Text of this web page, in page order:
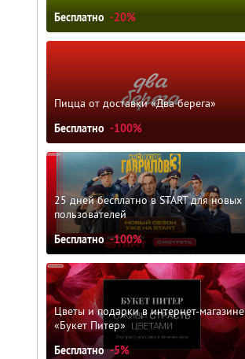
Бесплатно -20%
Пицца от доставки «Два берега»
Бесплатно -100%
25 дней бесплатно в START для новых
пользователей
Бесплатно -100%
Цветы и подарки в интернет-магазине
«Букет Питер»
Бесплатно -5%